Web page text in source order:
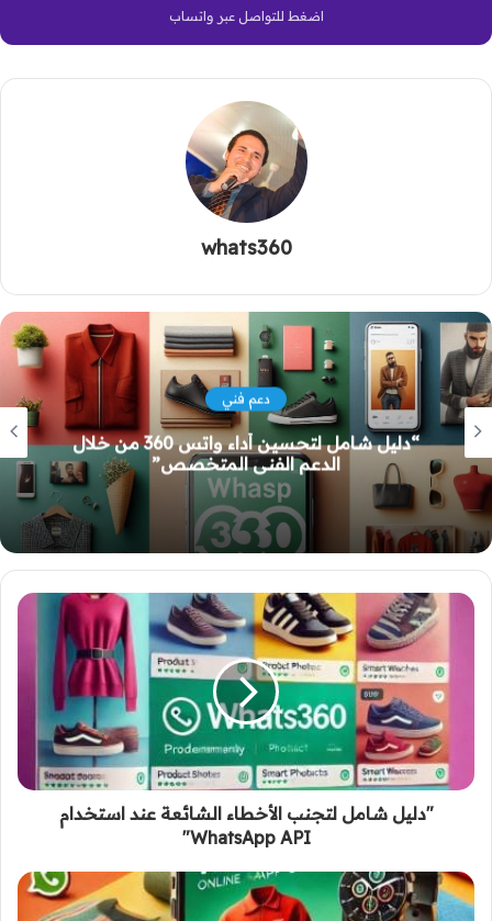
اضغط للتواصل عبر واتساب
whats360
خدمات وتساب السحابية
كيفية الانتقال إلى WhatsApp Cloud API
الرسمي في 2026 بدون حظر الرقم في مصر
"دليل شامل لتجنب الأخطاء الشائعة عند استخدام
WhatsApp API"